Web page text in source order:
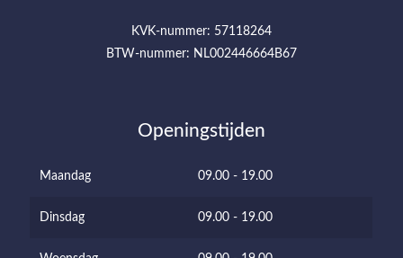
KVK-nummer: 57118264
BTW-nummer: NL002446664B67
Openingstijden
Maandag 09.00 - 19.00
Dinsdag 09.00 - 19.00